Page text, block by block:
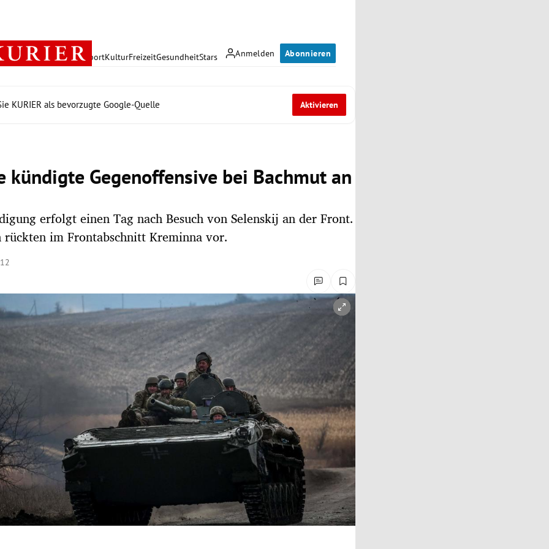
Anmelden Abonnieren
PolitikWirtschaft SportKulturFreizeitGesundheitStars
KURIER als bevorzugte Google-Quelle Aktivieren
kündigte Gegenoffensive bei Bachmut an
erfolgt einen Tag nach Besuch von Selenskij an der Front.
rückten im Frontabschnitt Kreminna vor.
öffnen/schließen